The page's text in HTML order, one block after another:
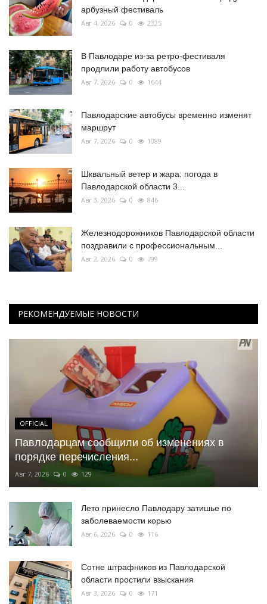
арбузный фестиваль
Авг 4, 2026 0 2325
В Павлодаре из-за ретро-фестиваля
продлили работу автобусов
Авг 7, 2026 0 1644
Павлодарские автобусы временно изменят
маршрут
Авг 7, 2026 0 1089
Шквальный ветер и жара: погода в
Павлодарской области 3...
Авг 3, 2026 0 846
Железнодорожников Павлодарской области
поздравили с профессиональным...
Авг 2, 2026 0 799
РЕКОМЕНДУЕМЫЕ НОВОСТИ
OFFICIAL
Павлодарцам сообщили об изменениях в
порядке перечисления...
Авг 7, 2026 0 129
Лето принесло Павлодару затишье по
заболеваемости корью
Авг 6, 2026 0 116
Сотне штрафников из Павлодарской
области простили взыскания
Авг 3, 2026 0 171